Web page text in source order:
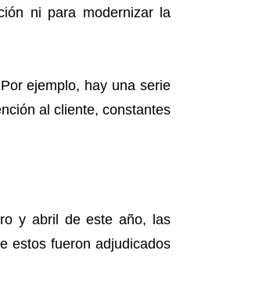
ni para modernizar la
ejemplo, hay una serie
al cliente, constantes
y abril de este año, las
estos fueron adjudicados